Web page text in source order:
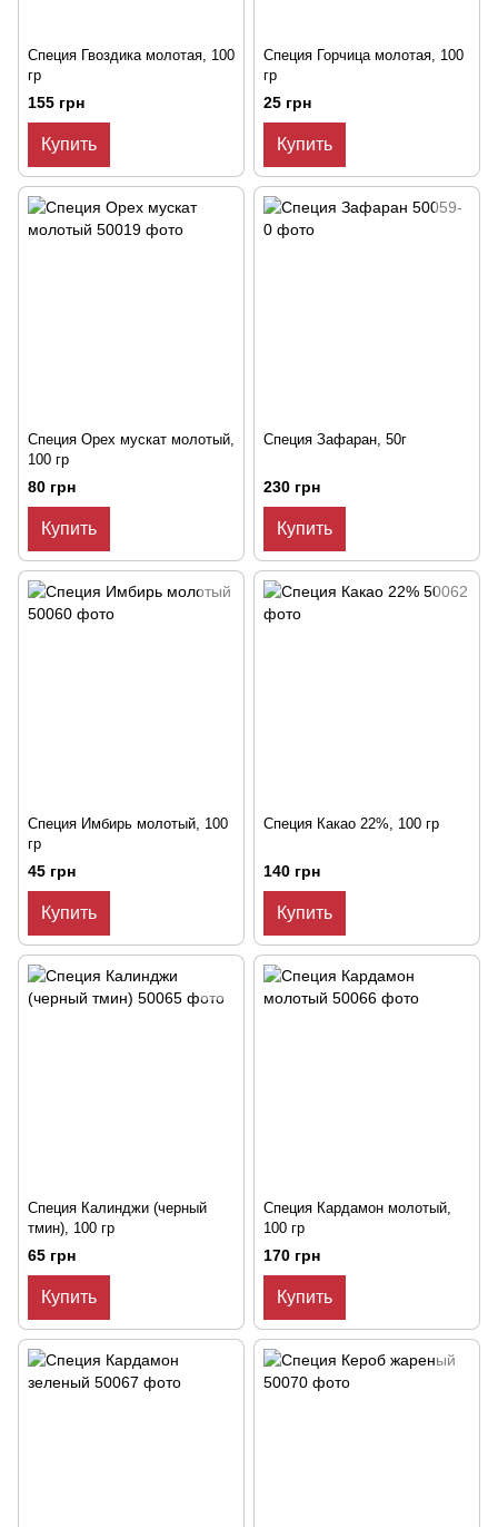
Специя Гвоздика молотая, 100
гр
155 грн
Купить
Специя Горчица молотая, 100
гр
25 грн
Купить
Специя Орех мускат молотый,
100 гр
80 грн
Купить
Специя Зафаран, 50г
230 грн
Купить
Специя Имбирь молотый, 100
гр
45 грн
Купить
Специя Какао 22%, 100 гр
140 грн
Купить
Специя Калинджи (черный
тмин), 100 гр
65 грн
Купить
Специя Кардамон молотый,
100 гр
170 грн
Купить